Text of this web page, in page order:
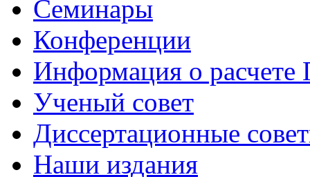
Семинары
Конференции
Информация о
Ученый совет
Диссертационные
Наши издания